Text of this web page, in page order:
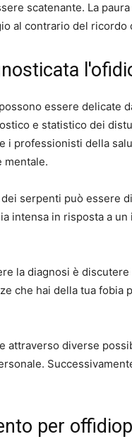
scatenante. La
al contrario del ricordo
essere delicate
e statistico dei
i professionisti della
mentale.
serpenti può essere
intensa in risposta a
la diagnosi è
che hai della tua fobia
attraverso diverse
per